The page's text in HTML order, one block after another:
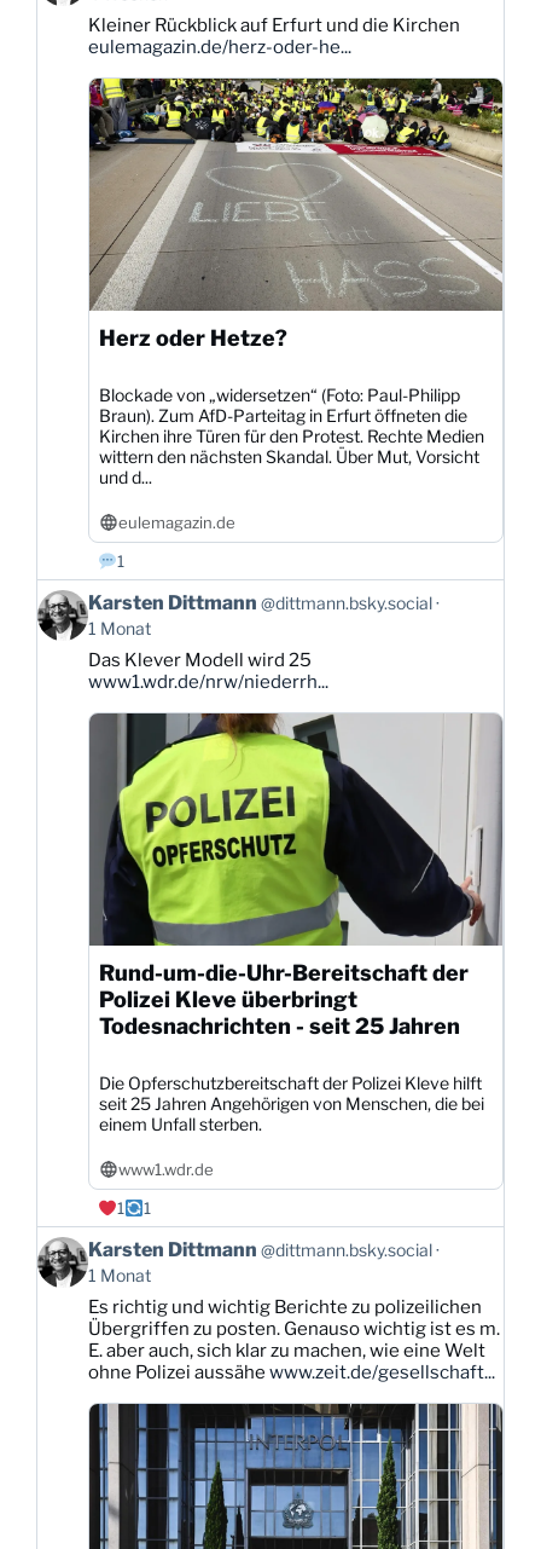
Karsten
Dittmann
Bluesky
ansehen
Kleiner Rückblick auf Erfurt und die Kirchen
eulemagazin.de/herz-oder-he...
Herz oder Hetze?
Blockade von „widersetzen“ (Foto: Paul-Philipp
Braun). Zum AfD-Parteitag in Erfurt öffneten die
Kirchen ihre Türen für den Protest. Rechte Medien
wittern den nächsten Skandal. Über Mut, Vorsicht
und d...
eulemagazin.de
1
Beitrag
von
Karsten
Dittmann
Bluesky
Karsten Dittmann @dittmann.bsky.social
1 Monat
Das Klever Modell wird 25
www1.wdr.de/nrw/niederrh...
Rund-um-die-Uhr-Bereitschaft der
Polizei Kleve überbringt
Todesnachrichten - seit 25 Jahren
Die Opferschutzbereitschaft der Polizei Kleve hilft
seit 25 Jahren Angehörigen von Menschen, die bei
einem Unfall sterben.
www1.wdr.de
1
1
Beitrag
von
Karsten
Dittmann
Bluesky
ansehen
Karsten Dittmann @dittmann.bsky.social
1 Monat
Es richtig und wichtig Berichte zu polizeilichen
Übergriffen zu posten. Genauso wichtig ist es m.
E. aber auch, sich klar zu machen, wie eine Welt
ohne Polizei aussähe www.zeit.de/gesellschaft...